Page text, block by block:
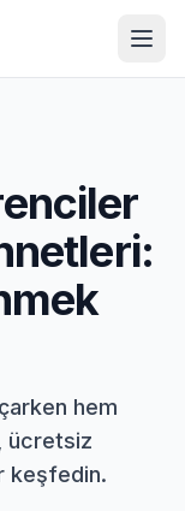
hem
ücretsiz
keşfedin.